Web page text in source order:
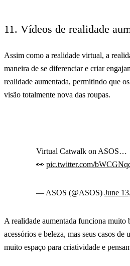
11. Vídeos de realidade
Assim como a realidade virtual, a
maneira de se diferenciar e criar
realidade aumentada, permitindo que
visão totalmente nova das roupas.
Virtual Catwalk on ASOS…
👀 pic.twitter.com/
— ASOS (@ASOS) June
A realidade aumentada funciona muito
acessórios e beleza, mas seus casos
muito espaço para criatividade e